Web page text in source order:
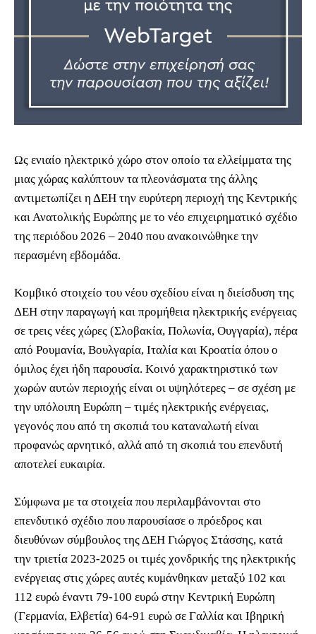
Ως ενιαίο ηλεκτρικό χώρο στον οποίο τα ελλείμματα της
μιας χώρας καλύπτουν τα πλεονάσματα της άλλης
αντιμετωπίζει η ΔΕΗ την ευρύτερη περιοχή της Κεντρικής
και Ανατολικής Ευρώπης με το νέο επιχειρηματικό σχέδιο
της περιόδου 2026 – 2040 που ανακοινώθηκε την
περασμένη εβδομάδα.
Κομβικό στοιχείο του νέου σχεδίου είναι η διείσδυση της
ΔΕΗ στην παραγωγή και προμήθεια ηλεκτρικής ενέργειας
σε τρεις νέες χώρες (Σλοβακία, Πολωνία, Ουγγαρία), πέρα
από Ρουμανία, Βουλγαρία, Ιταλία και Κροατία όπου ο
όμιλος έχει ήδη παρουσία. Κοινό χαρακτηριστικό των
χωρών αυτών περιοχής είναι οι υψηλότερες – σε σχέση με
την υπόλοιπη Ευρώπη – τιμές ηλεκτρικής ενέργειας,
γεγονός που από τη σκοπιά του καταναλωτή είναι
προφανώς αρνητικό, αλλά από τη σκοπιά του επενδυτή
αποτελεί ευκαιρία.
Σύμφωνα με τα στοιχεία που περιλαμβάνονται στο
επενδυτικό σχέδιο που παρουσίασε ο πρόεδρος και
διευθύνων σύμβουλος της ΔΕΗ Γιώργος Στάσσης, κατά
την τριετία 2023-2025 οι τιμές χονδρικής της ηλεκτρικής
ενέργειας στις χώρες αυτές κυμάνθηκαν μεταξύ 102 και
112 ευρώ έναντι 79-100 ευρώ στην Κεντρική Ευρώπη
(Γερμανία, Ελβετία) 64-91 ευρώ σε Γαλλία και Ιβηρική